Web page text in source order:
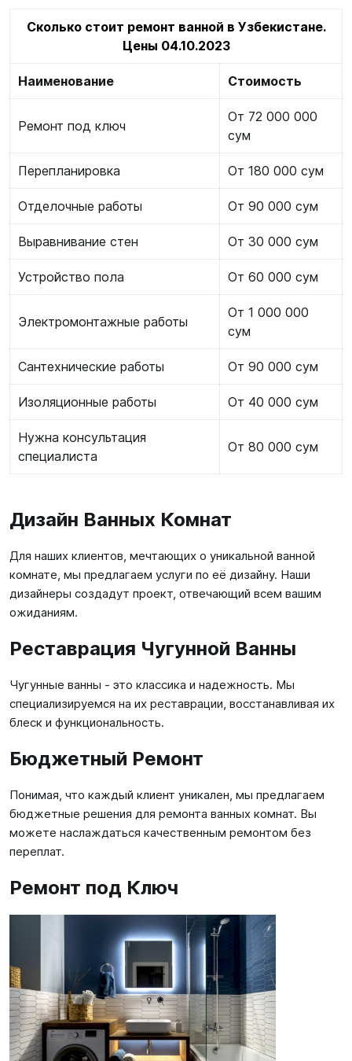
Сколько стоит ремонт ванной в Узбекистане.
Цены 04.10.2023
Наименование Стоимость
Ремонт под ключ
От 72 000 000
сум
Перепланировка От 180 000 сум
Отделочные работы От 90 000 сум
Выравнивание стен От 30 000 сум
Устройство пола От 60 000 сум
Электромонтажные работы
От 1 000 000
сум
Сантехнические работы От 90 000 сум
Изоляционные работы От 40 000 сум
Нужна консультация
специалиста
От 80 000 сум
Дизайн Ванных Комнат
Для наших клиентов, мечтающих о уникальной ванной
комнате, мы предлагаем услуги по её дизайну. Наши
дизайнеры создадут проект, отвечающий всем вашим
ожиданиям.
Реставрация Чугунной Ванны
Чугунные ванны - это классика и надежность. Мы
специализируемся на их реставрации, восстанавливая их
блеск и функциональность.
Бюджетный Ремонт
Понимая, что каждый клиент уникален, мы предлагаем
бюджетные решения для ремонта ванных комнат. Вы
можете наслаждаться качественным ремонтом без
переплат.
Ремонт под Ключ